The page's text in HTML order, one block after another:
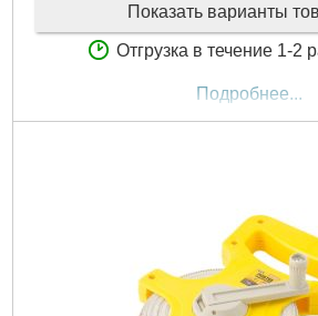
Показать варианты
Отгрузка в течение 1-2
Подробнее...